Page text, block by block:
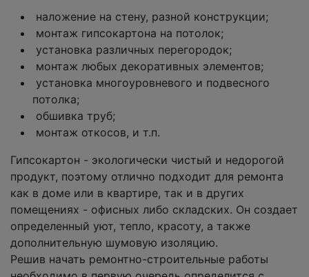
наложение на стену, разной конструкции;
монтаж гипсокартона на потолок;
установка различных перегородок;
монтаж любых декоративных элементов;
установка многоуровневого и подвесного
потолка;
обшивка труб;
монтаж откосов, и т.п.
Гипсокартон - экологически чистый и недорогой
продукт, поэтому отлично подходит для ремонта
как в доме или в квартире, так и в других
помещениях - офисных либо складских. Он создает
определенный уют, тепло, красоту, а также
дополнительную шумовую изоляцию.
Решив начать ремонтно-строительные работы